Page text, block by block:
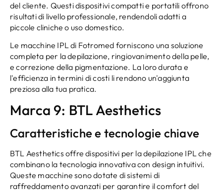
del cliente. Questi dispositivi compatti e portatili offrono
risultati di livello professionale, rendendoli adatti a
piccole cliniche o uso domestico.
Le macchine IPL di Fotromed forniscono una soluzione
completa per la depilazione, ringiovanimento della pelle,
e correzione della pigmentazione. La loro durata e
l'efficienza in termini di costi li rendono un'aggiunta
preziosa alla tua pratica.
Marca 9: BTL Aesthetics
Caratteristiche e tecnologie chiave
BTL Aesthetics offre dispositivi per la depilazione IPL che
combinano la tecnologia innovativa con design intuitivi.
Queste macchine sono dotate di sistemi di
raffreddamento avanzati per garantire il comfort del